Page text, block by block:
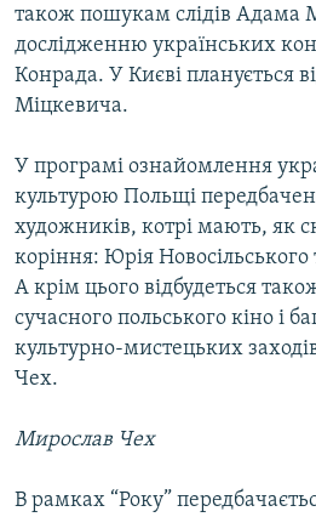
також пошукам слідів Адама
дослідженню українських
Конрада. У Києві планується
Міцкевича.
У програмі ознайомлення
культурою Польщі
художників, котрі мають, як
коріння: Юрія
А крім цього відбудеться
сучасного польського кіно і
культурно-мистецьких
Чех.
Мирослав Чех
В рамках “Року”